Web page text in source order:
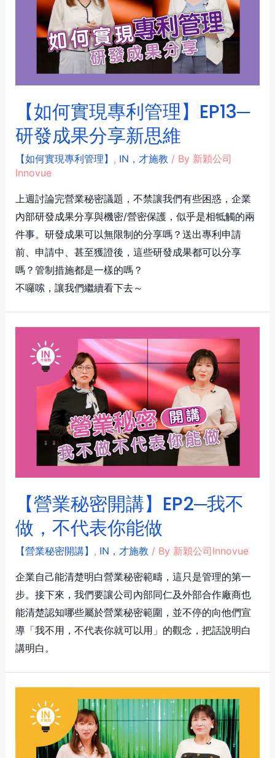
【如何實現專利管理】EP13─
研發成果分享新思維
【如何實現專利管理】 , IN，才施教 / By 新穎公司
Innovue
上週討論完營業秘密議題，不禁讓我們有些困惑，企業
內部研發成果分享與機密/營密保護，似乎是相牴觸的兩
件事。研發成果可以無限制的分享嗎？送出專利申請
前、申請中、甚至獲證後，這些研發成果都可以分享
嗎？管制措施都是一樣的嗎？
不囉嗦，讓我們繼續看下去～
【營業秘密開講】EP2─我不
做，不代表你能做
【營業秘密開講】 , IN，才施教 / By 新穎公司Innovue
企業自己能清楚明白營業秘密範疇，這只是管理的第一
步。接下來，我們要讓公司內部同仁及外部合作廠商也
能清楚認知哪些屬於營業秘密範圍，並不停的向他們宣
導「我不用，不代表你就可以用」的觀念，把話說明白
講明白。